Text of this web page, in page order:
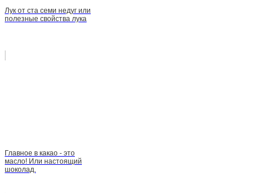
Лук от ста семи недуг или
полезные свойства лука
Главное в какао - это
масло! Или настоящий
шоколад.